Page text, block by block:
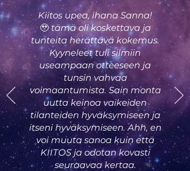
Kiitos upea, ihana Sanna!
🥹 tämä olikoskettava ja
tunteita herättävä kokemus.
Kyyneleet tuli silmiin
useampaan otteeseen ja
tunsin vahvaa
voimaantumista. Sain monta
uutta keinoa vaikeiden
tilanteiden hyväksymiseen ja
itseni hyväksymiseen. Ahh, en
voi muuta sanoa kuin että
KIITOS ja odotan kovasti
seuraavaa kertaa.